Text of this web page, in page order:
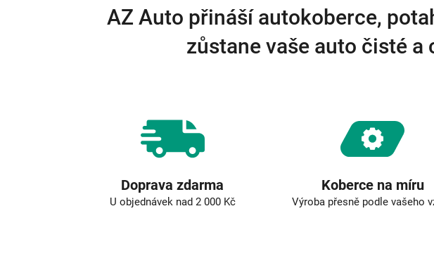
AZ Auto přináší autokoberce,
zůstane vaše auto čisté
Doprava zdarma
U objednávek nad 2 000 Kč
Koberce na míru
Výroba přesně podle vašeho